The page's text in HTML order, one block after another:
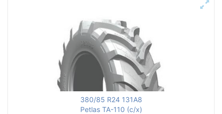
380/85 R24 131A8
Petlas TA-110 (с/х)